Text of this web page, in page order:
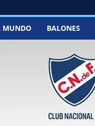
MUNDO BALONES